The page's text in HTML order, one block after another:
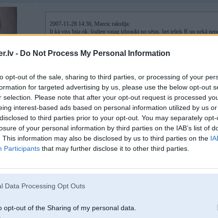
- Do Not Process My Personal Information
opt-out of the sale, sharing to third parties, or processing of your
for targeted advertising by us, please use the below opt-out
selection. Please note that after your opt-out request is processed
interest-based ads based on personal information utilized by us
to third parties prior to your opt-out. You may separately
of your personal information by third parties on the IAB’s list of
This information may also be disclosed by us to third parties on the
Participants that may further disclose it to other third parties.
Data Processing Opt Outs
opt-out of the Sharing of my personal data.
Pussymagnet
2007-11-28 14:36, Marcic rakstīja:
It kā viss bija ok. šodien vajag izbraukt no sētas, bet ieliek R un nekā
bet "R" pozīcijā jau arī nevajadzēja uz priekšu iet, bet gan atpakaļ
-----------------
www.krasuforums.lv